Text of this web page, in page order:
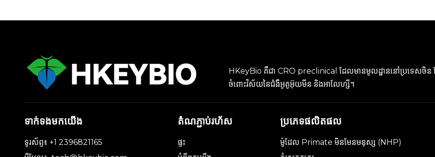
HKeyBio គឺជា CRO preclinical ដែលមានមូលដ្ឋាននៅប្រទេស
ចំពោះវិស័យនៃជំងឺអូតូអ៊ុយមីន និងអាលែហ្សី។
ទាក់ទងមកយើង
ទូរស័ព្ទ៖ +1 2396821165
តំណភ្ជាប់រហ័ស
ផ្ទះ
ប្រភេទផលិតផល
ម៉ូដែល Primate មិនមែនមនុស្ស (NHP)